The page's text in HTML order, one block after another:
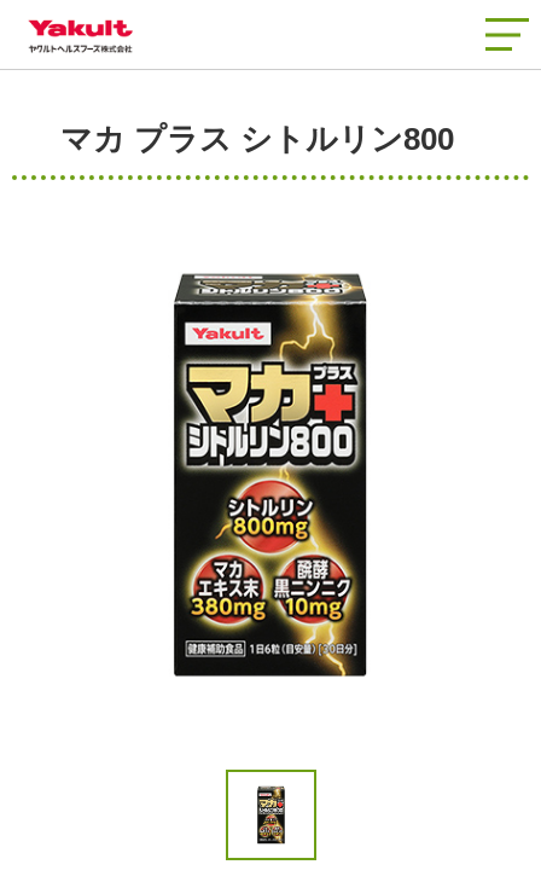
品質と安全
会社情報
お客さまサポート
マカ プラス シトルリン800